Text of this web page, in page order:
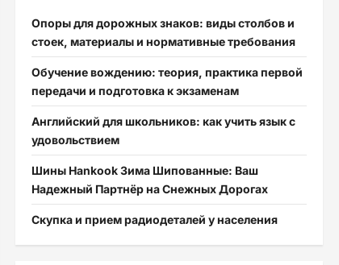
Опоры для дорожных знаков: виды столбов и
стоек, материалы и нормативные требования
Обучение вождению: теория, практика первой
передачи и подготовка к экзаменам
Английский для школьников: как учить язык с
удовольствием
Шины Hankook Зима Шипованные: Ваш
Надежный Партнёр на Снежных Дорогах
Скупка и прием радиодеталей у населения